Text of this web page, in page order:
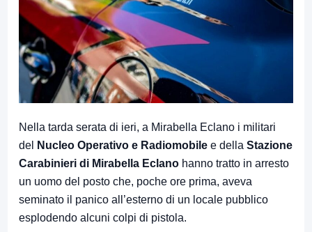
Nella tarda serata di ieri, a Mirabella Eclano i militari
del
Nucleo Operativo e Radiomobile e della Stazione
Carabinieri di Mirabella Eclano hanno tratto in arresto
un uomo del posto che, poche ore prima, aveva
seminato il panico all’esterno di un locale pubblico
esplodendo alcuni colpi di pistola.